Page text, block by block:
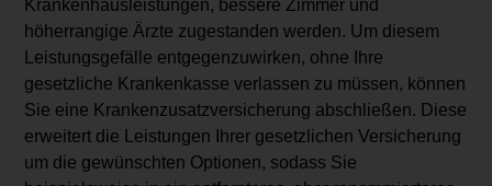
Krankenhausleistungen, bessere Zimmer und
höherrangige Ärzte zugestanden werden. Um diesem
Leistungsgefälle entgegenzuwirken, ohne Ihre
gesetzliche Krankenkasse verlassen zu müssen, können
Sie eine Krankenzusatzversicherung abschließen. Diese
erweitert die Leistungen Ihrer gesetzlichen Versicherung
um die gewünschten Optionen, sodass Sie